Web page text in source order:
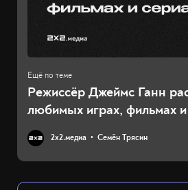
Режиссёр Джеймс Ганн
любимых играх, фильмах
2х2.медиа Семён Трясин